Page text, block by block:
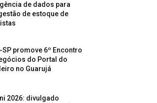
de dados para
de estoque de
SP promove 6º Encontro
do Portal do
no Guarujá
2026: divulgado